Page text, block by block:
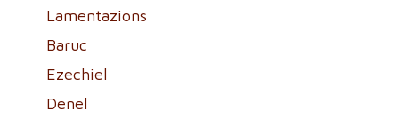
Lamentazions
Baruc
Ezechiel
Denel